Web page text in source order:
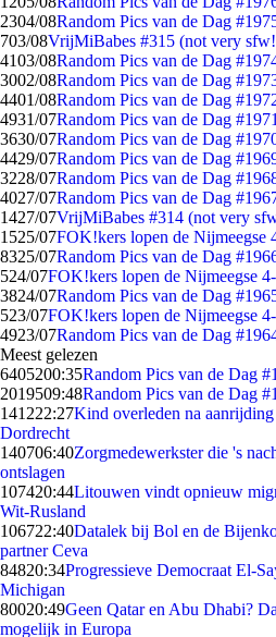
2304/08Random Pics van de Dag
703/08VrijMiBabes #315 (not very
4103/08Random Pics van de Dag
3002/08Random Pics van de Dag
4401/08Random Pics van de Dag
4931/07Random Pics van de Dag #1971
3630/07Random Pics van de Dag
4429/07Random Pics van de Dag
3228/07Random Pics van de Dag
4027/07Random Pics van de Dag
1427/07VrijMiBabes #314 (not very
1525/07FOK!kers lopen de Nijmeegse
8325/07Random Pics van de Dag
524/07FOK!kers lopen de Nijmeegse
3824/07Random Pics van de Dag
523/07FOK!kers lopen de Nijmeegse
4923/07Random Pics van de Dag
Meest gelezen
6405200:35Random Pics van de Dag
2019509:48Random Pics van de Dag
141222:27Kind overleden na
Dordrecht
140706:40Zorgmedewerkster die 's
ontslagen
107420:44Litouwen vindt opnieuw
Wit-Rusland
106722:40Datalek bij Bol en de
partner Ceva
84820:34Progressieve Democraat El-
Michigan
80020:49Geen Qatar en Abu Dhabi?
mogelijk in Europa